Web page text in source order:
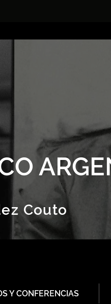
Couto
Y CONFERENCIAS